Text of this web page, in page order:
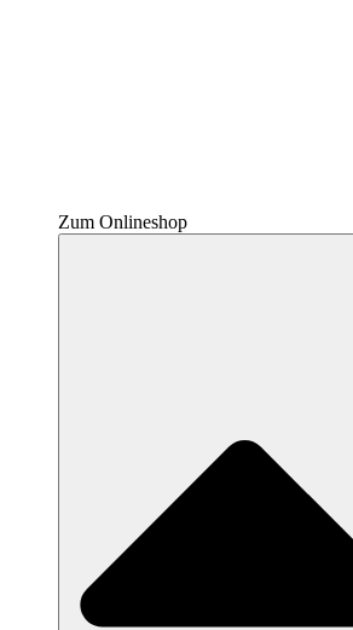
Zum Onlineshop